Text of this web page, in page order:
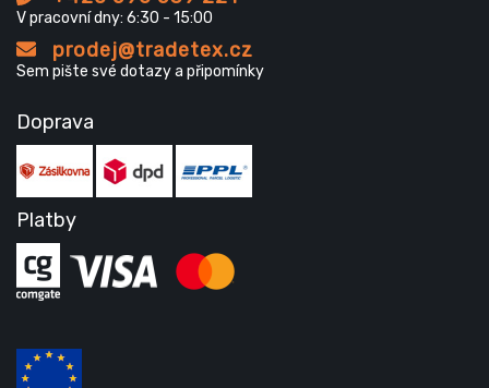
V pracovní dny: 6:30 - 15:00
prodej@tradetex.cz
Sem pište své dotazy a připomínky
Doprava
Platby